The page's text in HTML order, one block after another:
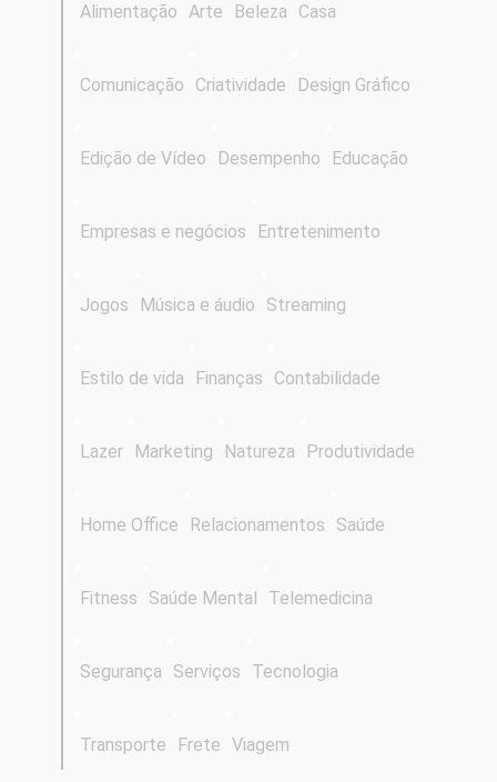
Alimentação Arte Beleza Casa
Comunicação Criatividade Design Gráfico
Edição de Vídeo Desempenho Educação
Empresas e negócios Entretenimento
Jogos Música e áudio Streaming
Estilo de vida Finanças Contabilidade
Lazer Marketing Natureza Produtividade
Home Office Relacionamentos Saúde
Fitness Saúde Mental Telemedicina
Segurança Serviços Tecnologia
Transporte Frete Viagem